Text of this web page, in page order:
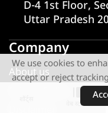
वेब स्टोरीज़
D-4 1st Floor,
Uttar Pradesh
Company
About us
We use cookies to
accept or reject